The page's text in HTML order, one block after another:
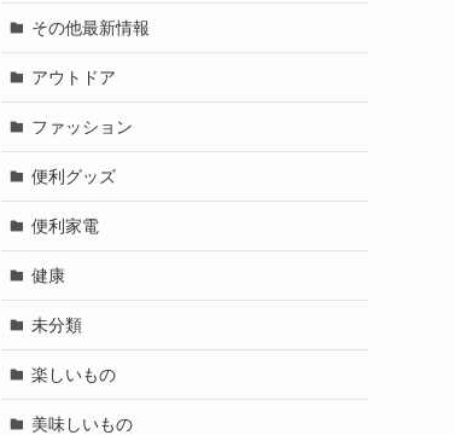
その他最新情報
アウトドア
ファッション
便利グッズ
便利家電
健康
未分類
楽しいもの
美味しいもの